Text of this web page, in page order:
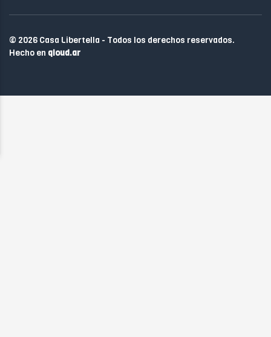
© 2026 Casa Libertella - Todos los derechos reservados.
Hecho en qloud.ar